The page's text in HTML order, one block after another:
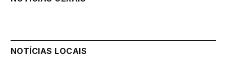
NOTÍCIAS LOCAIS